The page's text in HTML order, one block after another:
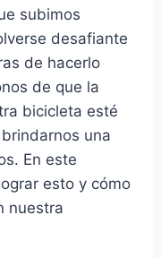
subimos
desafiante
de hacerlo
de que la
bicicleta esté
una
En este
esto y cómo
nuestra